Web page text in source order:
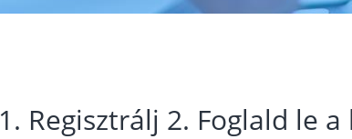
1. Regisztrálj 2. Foglald le